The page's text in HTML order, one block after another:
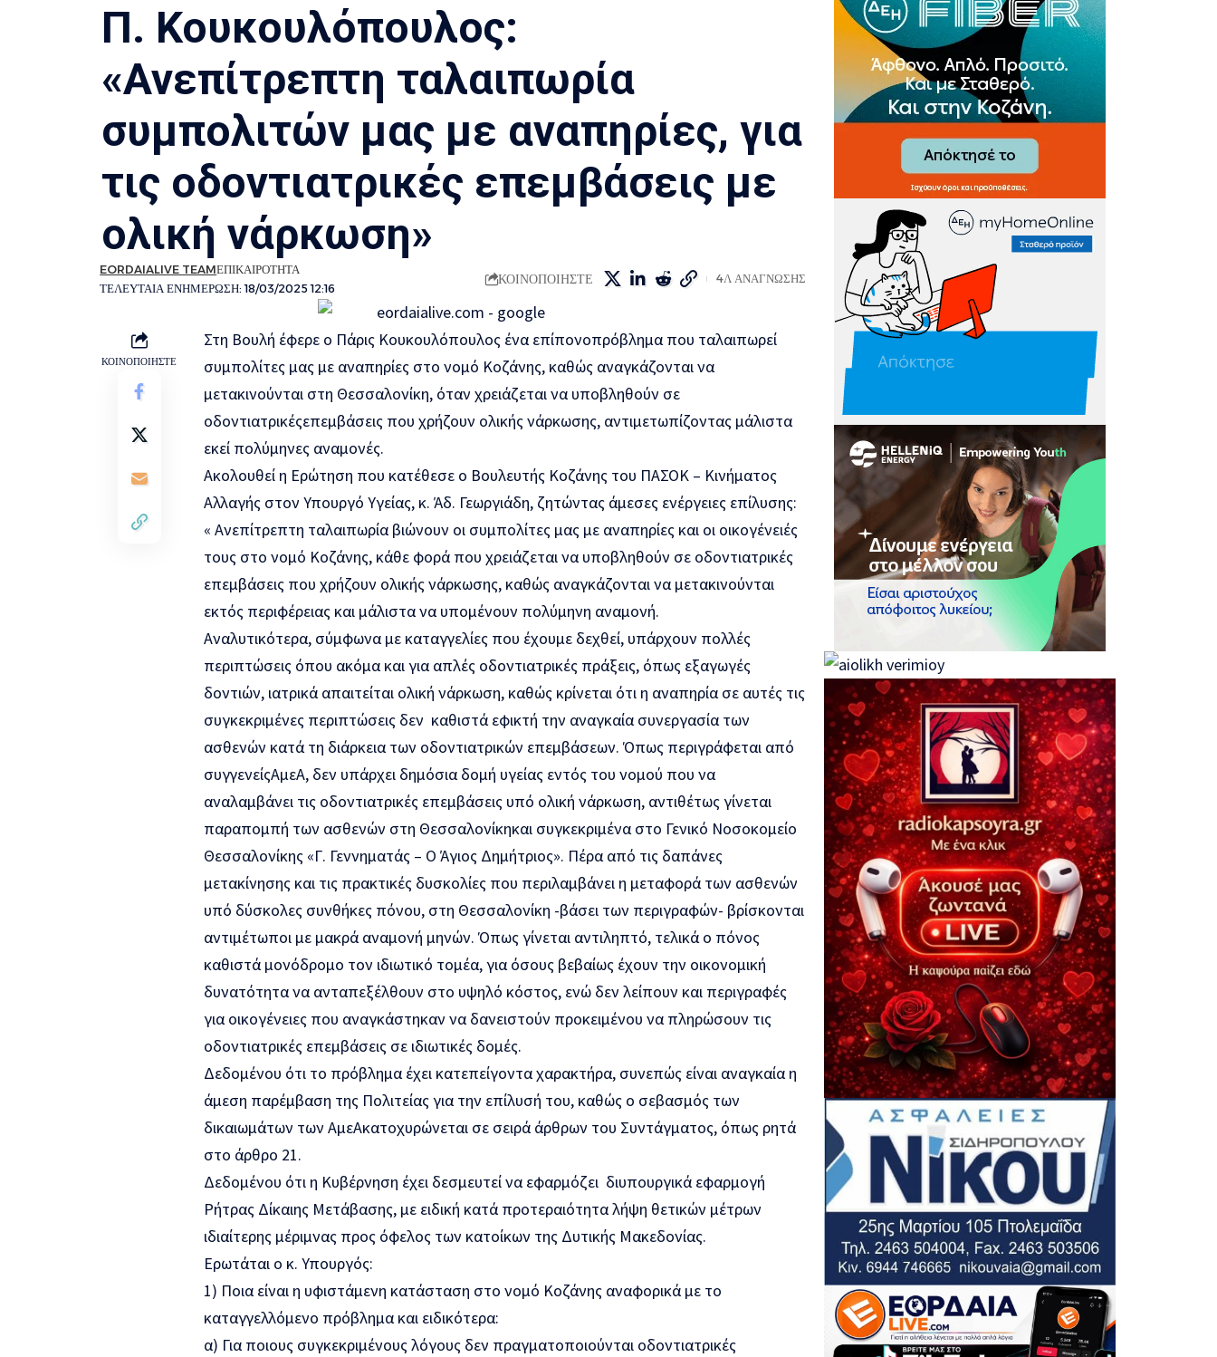
Π. Κουκουλόπουλος:
«Ανεπίτρεπτη ταλαιπωρία
συμπολιτών μας με αναπηρίες, για
τις οδοντιατρικές επεμβάσεις με
ολική νάρκωση»
ΤΕΛΕΥΤΑΙΑ ΕΝΗΜΕΡΩΣΗ: 18/03/2025 12:16
EORDAIALIVE TEAMΕΠΙΚΑΙΡΟΤΗΤΑ
ΚΟΙΝΟΠΟΙΗΣΤΕ 4Λ ΑΝΑΓΝΩΣΗΣ
ΚΟΙΝΟΠΟΙΗΣΤΕ
Στη Βουλή έφερε ο Πάρις Κουκουλόπουλος έναεπίπονοπρόβλημα που ταλαιπωρεί
συμπολίτες μας με αναπηρίες στο νομό Κοζάνης, καθώς αναγκάζονται να
μετακινούνται στη Θεσσαλονίκη, όταν χρειάζεται να υποβληθούν σε
οδοντιατρικέςεπεμβάσεις που χρήζουν ολικήςνάρκωσης, αντιμετωπίζοντας μάλιστα
εκεί πολύμηνες αναμονές.
Ακολουθεί η Ερώτηση που κατέθεσε ο Βουλευτής Κοζάνης του ΠΑΣΟΚ – Κινήματος
Αλλαγής στον Υπουργό Υγείας, κ. Άδ. Γεωργιάδη, ζητώντας άμεσες ενέργειες επίλυσης:
« Ανεπίτρεπτη ταλαιπωρίαβιώνουν οι συμπολίτες μας με αναπηρίες και οι οικογένειές
τους στο νομό Κοζάνης, κάθε φορά που χρειάζεται να υποβληθούν σε οδοντιατρικές
επεμβάσεις που χρήζουν ολικής νάρκωσης, καθώς αναγκάζονταινα μετακινούνται
εκτός περιφέρειας και μάλιστα να υπομένουν πολύμηνη αναμονή.
Αναλυτικότερα, σύμφωνα με καταγγελίες που έχουμε δεχθεί, υπάρχουν πολλές
περιπτώσεις όπου ακόμα και για απλές οδοντιατρικές πράξεις, όπως εξαγωγές
δοντιών, ιατρικά απαιτείται ολική νάρκωση, καθώς κρίνεται ότι η αναπηρία σε αυτές τις
συγκεκριμένες περιπτώσεις δεν καθιστά εφικτή την αναγκαία συνεργασία των
ασθενών κατά τη διάρκεια των οδοντιατρικών επεμβάσεων. Όπως περιγράφεται από
συγγενείςΑμεΑ, δεν υπάρχει δημόσια δομή υγείας εντός του νομού που να
αναλαμβάνει τις οδοντιατρικές επεμβάσεις υπό ολική νάρκωση, αντιθέτωςγίνεται
παραπομπή των ασθενών στη Θεσσαλονίκηκαι συγκεκριμένα στο Γενικό Νοσοκομείο
Θεσσαλονίκης «Γ. Γεννηματάς – Ο Άγιος Δημήτριος». Πέρα από τις δαπάνες
μετακίνησης και τις πρακτικές δυσκολίες που περιλαμβάνει η μεταφοράτων ασθενών
υπό δύσκολες συνθήκες πόνου, στη Θεσσαλονίκη -βάσει των περιγραφών- βρίσκονται
αντιμέτωποι με μακρά αναμονή μηνών. Όπως γίνεται αντιληπτό, τελικά ο πόνος
καθιστάμονόδρομο τον ιδιωτικό τομέα, για όσους βεβαίως έχουν την οικονομική
δυνατότητανα ανταπεξέλθουν στο υψηλό κόστος, ενώ δεν λείπουν και περιγραφές
για οικογένειες που αναγκάστηκαν να δανειστούν προκειμένου να πληρώσουν τις
οδοντιατρικές επεμβάσεις σε ιδιωτικές δομές.
Δεδομένου ότι το πρόβλημα έχει κατεπείγονταχαρακτήρα, συνεπώς είναι αναγκαία η
άμεση παρέμβαση της Πολιτείας για την επίλυσή του, καθώς ο σεβασμός των
δικαιωμάτων των ΑμεΑκατοχυρώνεται σε σειρά άρθρων του Συντάγματος, όπως ρητά
στο άρθρο 21.
Δεδομένου ότι η Κυβέρνηση έχει δεσμευτεί να εφαρμόζει διυπουργικάεφαρμογή
Ρήτρας Δίκαιης Μετάβασης, με ειδική κατά προτεραιότητα λήψη θετικών μέτρων
ιδιαίτερης μέριμνας προς όφελος των κατοίκων της Δυτικής Μακεδονίας.
Ερωτάται ο κ. Υπουργός:
1) Ποια είναι η υφιστάμενη κατάσταση στο νομό Κοζάνης αναφορικά με το
καταγγελλόμενο πρόβλημα και ειδικότερα:
α) Για ποιους συγκεκριμένουςλόγους δεν πραγματοποιούνται οδοντιατρικές